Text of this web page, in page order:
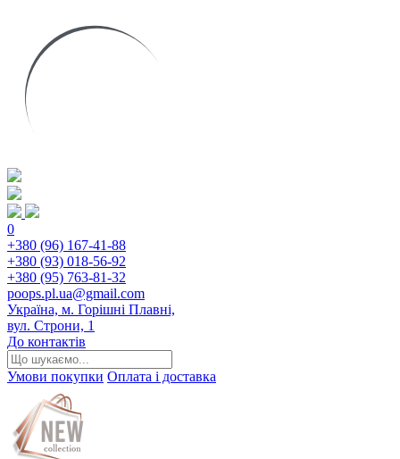
0
+380 (96) 167-41-88
+380 (93) 018-56-92
+380 (95) 763-81-32
poops.pl.ua@gmail.com
Україна, м. Горішні Плавні,
вул. Строни, 1
До контактів
Умови покупки Оплата і доставка